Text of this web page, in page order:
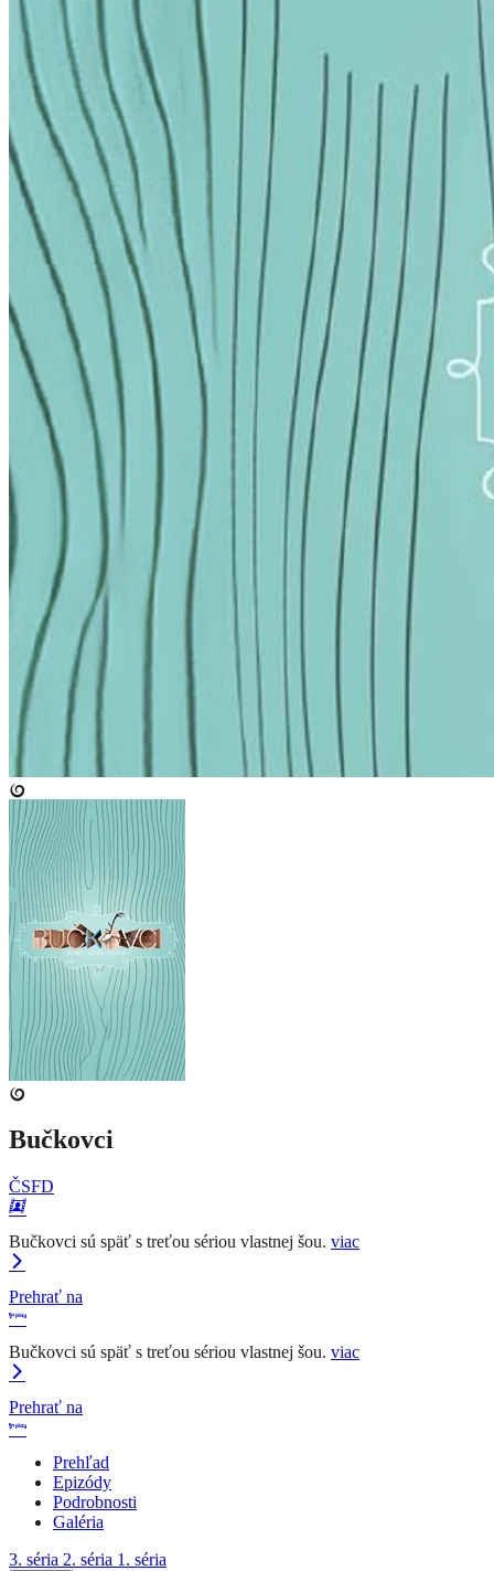
Bučkovci
ČSFD
Bučkovci sú späť s treťou sériou vlastnej šou. viac
Prehrať na
Bučkovci sú späť s treťou sériou vlastnej šou. viac
Prehrať na
Prehľad
Epizódy
Podrobnosti
Galéria
3. séria 2. séria 1. séria